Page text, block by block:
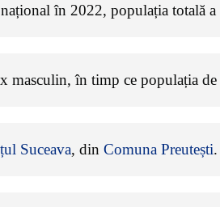
în 2022, populația totală
masculin, în timp ce populația
Suceava, din Comuna Preutești.